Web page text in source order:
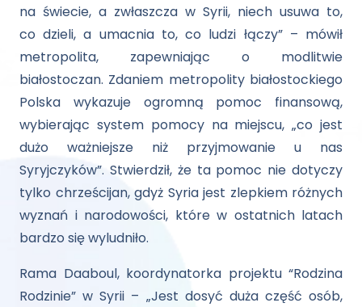
na świecie, a zwłaszcza w Syrii, niech usuwa to,
co dzieli, a umacnia to, co ludzi łączy” – mówił
metropolita, zapewniając o modlitwie
białostoczan. Zdaniem metropolity białostockiego
Polska wykazuje ogromną pomoc finansową,
wybierając system pomocy na miejscu, „co jest
dużo ważniejsze niż przyjmowanie u nas
Syryjczyków”. Stwierdził, że ta pomoc nie dotyczy
tylko chrześcijan, gdyż Syria jest zlepkiem różnych
wyznań i narodowości, które w ostatnich latach
bardzo się wyludniło.
Rama Daaboul, koordynatorka projektu “Rodzina
Rodzinie” w Syrii – „Jest dosyć duża część osób,